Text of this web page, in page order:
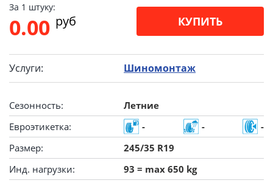
За 1 штуку:
0.00 pуб КУПИТЬ
Услуги: Шиномонтаж
Сезонность:
Летние
Евроэтикетка:
- -
-
Размер:
245/35 R19
Инд. нагрузки:
93 = max 650 kg